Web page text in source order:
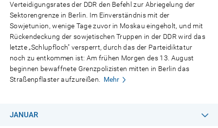
Verteidigungsrates der DDR den Befehl zur Abriegelung der
Sektorengrenze in Berlin. Im Einverständnis mit der
Sowjetunion, wenige Tage zuvor in Moskau eingeholt, und mit
Rückendeckung der sowjetischen Truppen in der DDR wird das
letzte „Schlupfloch" versperrt, durch das der Parteidiktatur
noch zu entkommen ist: Am frühen Morgen des 13. August
beginnen bewaffnete Grenzpolizisten mitten in Berlin das
Straßenpflaster aufzureißen.
Mehr
JANUAR